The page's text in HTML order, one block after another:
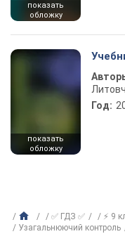
показать
обложку
показать
обложку
Год:
✅ ГДЗ ✅ ⚡ 9
Узагальнюючий контроль